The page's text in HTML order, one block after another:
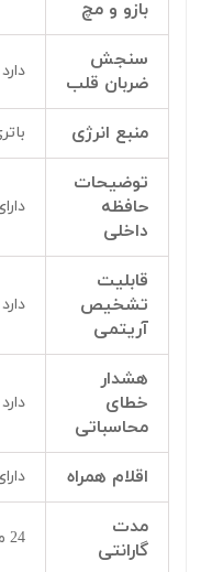
بازو و مچ
سنجش
ضربان قلب
دارد
منبع انرژی
توضیحات
حافظه
داخلی
دارای 60 حافظه برای
قابلیت
تشخیص
آریتمی
دارد
هشدار
خطای
محاسباتی
دارد
اقلام همراه دارای 4 عدد باتری
مدت
گارانتی
24 ماه